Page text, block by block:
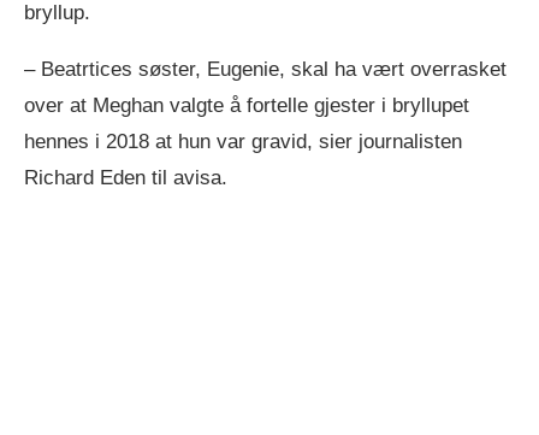
bryllup.
– Beatrtices søster, Eugenie, skal ha vært overrasket
over at Meghan valgte å fortelle gjester i bryllupet
hennes i 2018 at hun var gravid, sier journalisten
Richard Eden til avisa.